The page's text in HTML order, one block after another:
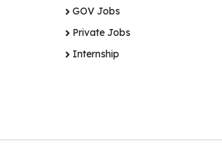
GOV Jobs
Private Jobs
Internship